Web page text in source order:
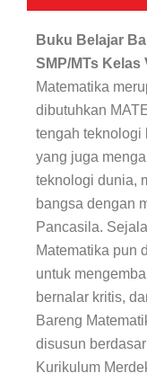
VII
Buku Belajar
SMP/MTs Kelas
Matematika
dibutuhkan
tengah teknologi
yang juga
teknologi dunia,
bangsa dengan
Pancasila.
Matematika pun
untuk
bernalar kritis,
Bareng
disusun
Kurikulum